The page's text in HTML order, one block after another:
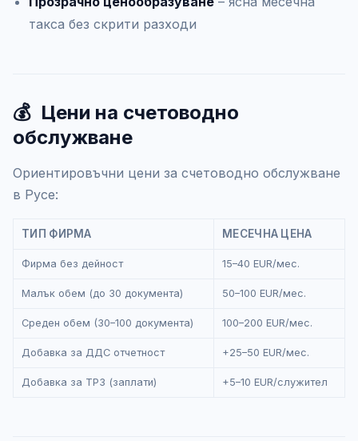
такса без скрити разходи
💰 Цени на счетоводно
обслужване
Ориентировъчни цени за счетоводно обслужване
в Русе:
ТИП ФИРМА МЕСЕЧНА ЦЕНА
Фирма без дейност 15–40 EUR/мес.
Малък обем (до 30 документа) 50–100 EUR/мес.
Среден обем (30–100 документа) 100–200 EUR/мес.
Добавка за ДДС отчетност +25–50 EUR/мес.
Добавка за ТРЗ (заплати) +5–10 EUR/служител